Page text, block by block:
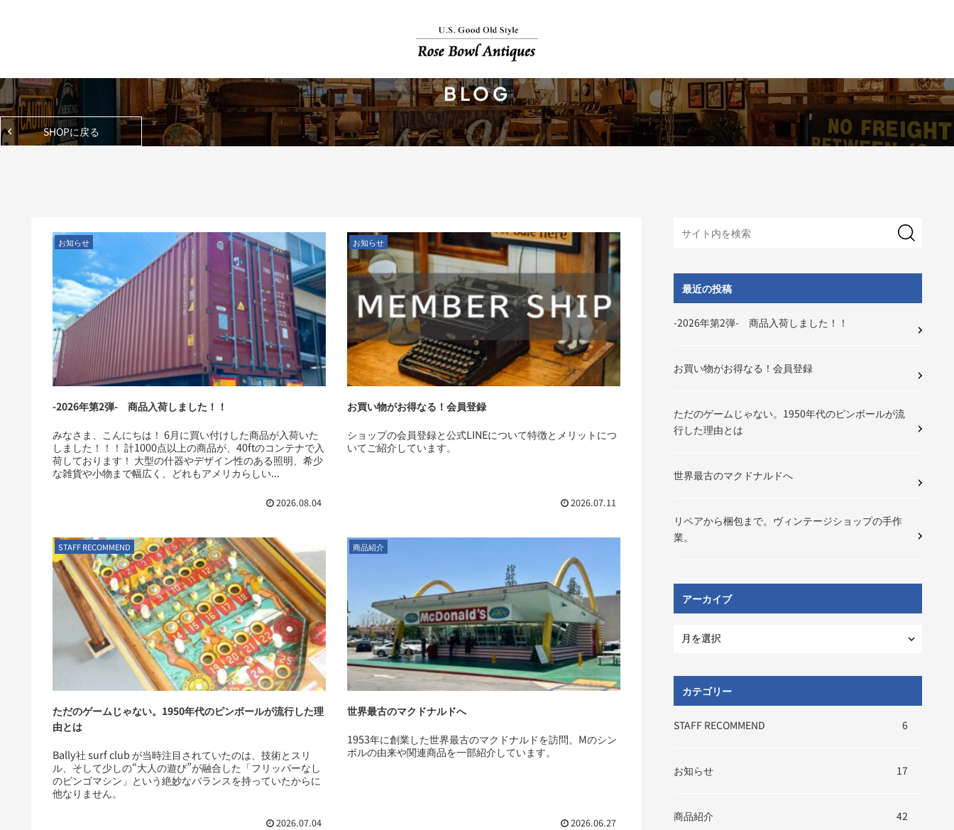
BLOG
SHOPに戻る
お知らせ
-2026年第2弾- 商品入荷しました！！
みなさま、こんにちは！ 6月に買い付けした商品が入荷いた
しました！！！ 計1000点以上の商品が、40ftのコンテナで入
荷しております！ 大型の什器やデザイン性のある照明、希少
な雑貨や小物まで幅広く、どれもアメリカらしい...
2026.08.04
お知らせ
お買い物がお得なる！会員登録
ショップの会員登録と公式LINEについて特徴とメリットにつ
いてご紹介しています。
2026.07.11
STAFF RECOMMEND
ただのゲームじゃない。1950年代のピンボールが流行した理
由とは
Bally社 surf club が当時注目されていたのは、技術とスリ
ル、そして少しの“大人の遊び”が融合した「フリッパーなし
のビンゴマシン」という絶妙なバランスを持っていたからに
他なりません。
2026.07.04
商品紹介
世界最古のマクドナルドへ
1953年に創業した世界最古のマクドナルドを訪問。Mのシン
ボルの由来や関連商品を一部紹介しています。
2026.06.27
最近の投稿
-2026年第2弾- 商品入荷しました！！
お買い物がお得なる！会員登録
ただのゲームじゃない。1950年代のピンボールが流
行した理由とは
世界最古のマクドナルドへ
リペアから梱包まで。ヴィンテージショップの手作
業。
アーカイブ
カテゴリー
STAFF RECOMMEND 6
お知らせ 17
商品紹介 42